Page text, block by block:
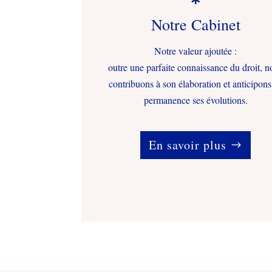
Notre Cabinet
Notre valeur ajoutée :
outre une parfaite connaissance du droit,
contribuons à son élaboration et
permanence ses évolutions.
En savoir plus